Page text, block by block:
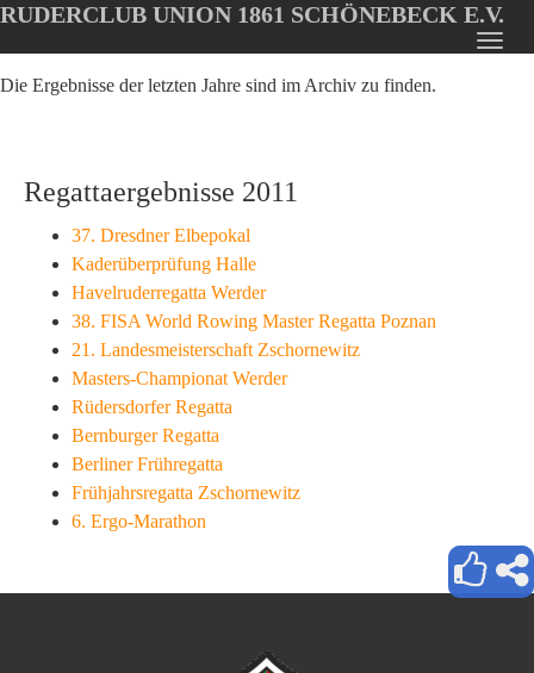
Oops, an error occurred! Code: 20260808152215a7ca0e3a
to
RUDERCLUB UNION 1861 SCHÖNEBECK E.V.
Die Ergebnisse der letzten Jahre sind im Archiv zu finden.
Regattaergebnisse 2011
37. Dresdner Elbepokal
Kaderüberprüfung Halle
Havelruderregatta Werder
38. FISA World Rowing Master Regatta Poznan
21. Landesmeisterschaft Zschornewitz
Masters-Championat Werder
Rüdersdorfer Regatta
Bernburger Regatta
Berliner Frühregatta
Frühjahrsregatta Zschornewitz
6. Ergo-Marathon